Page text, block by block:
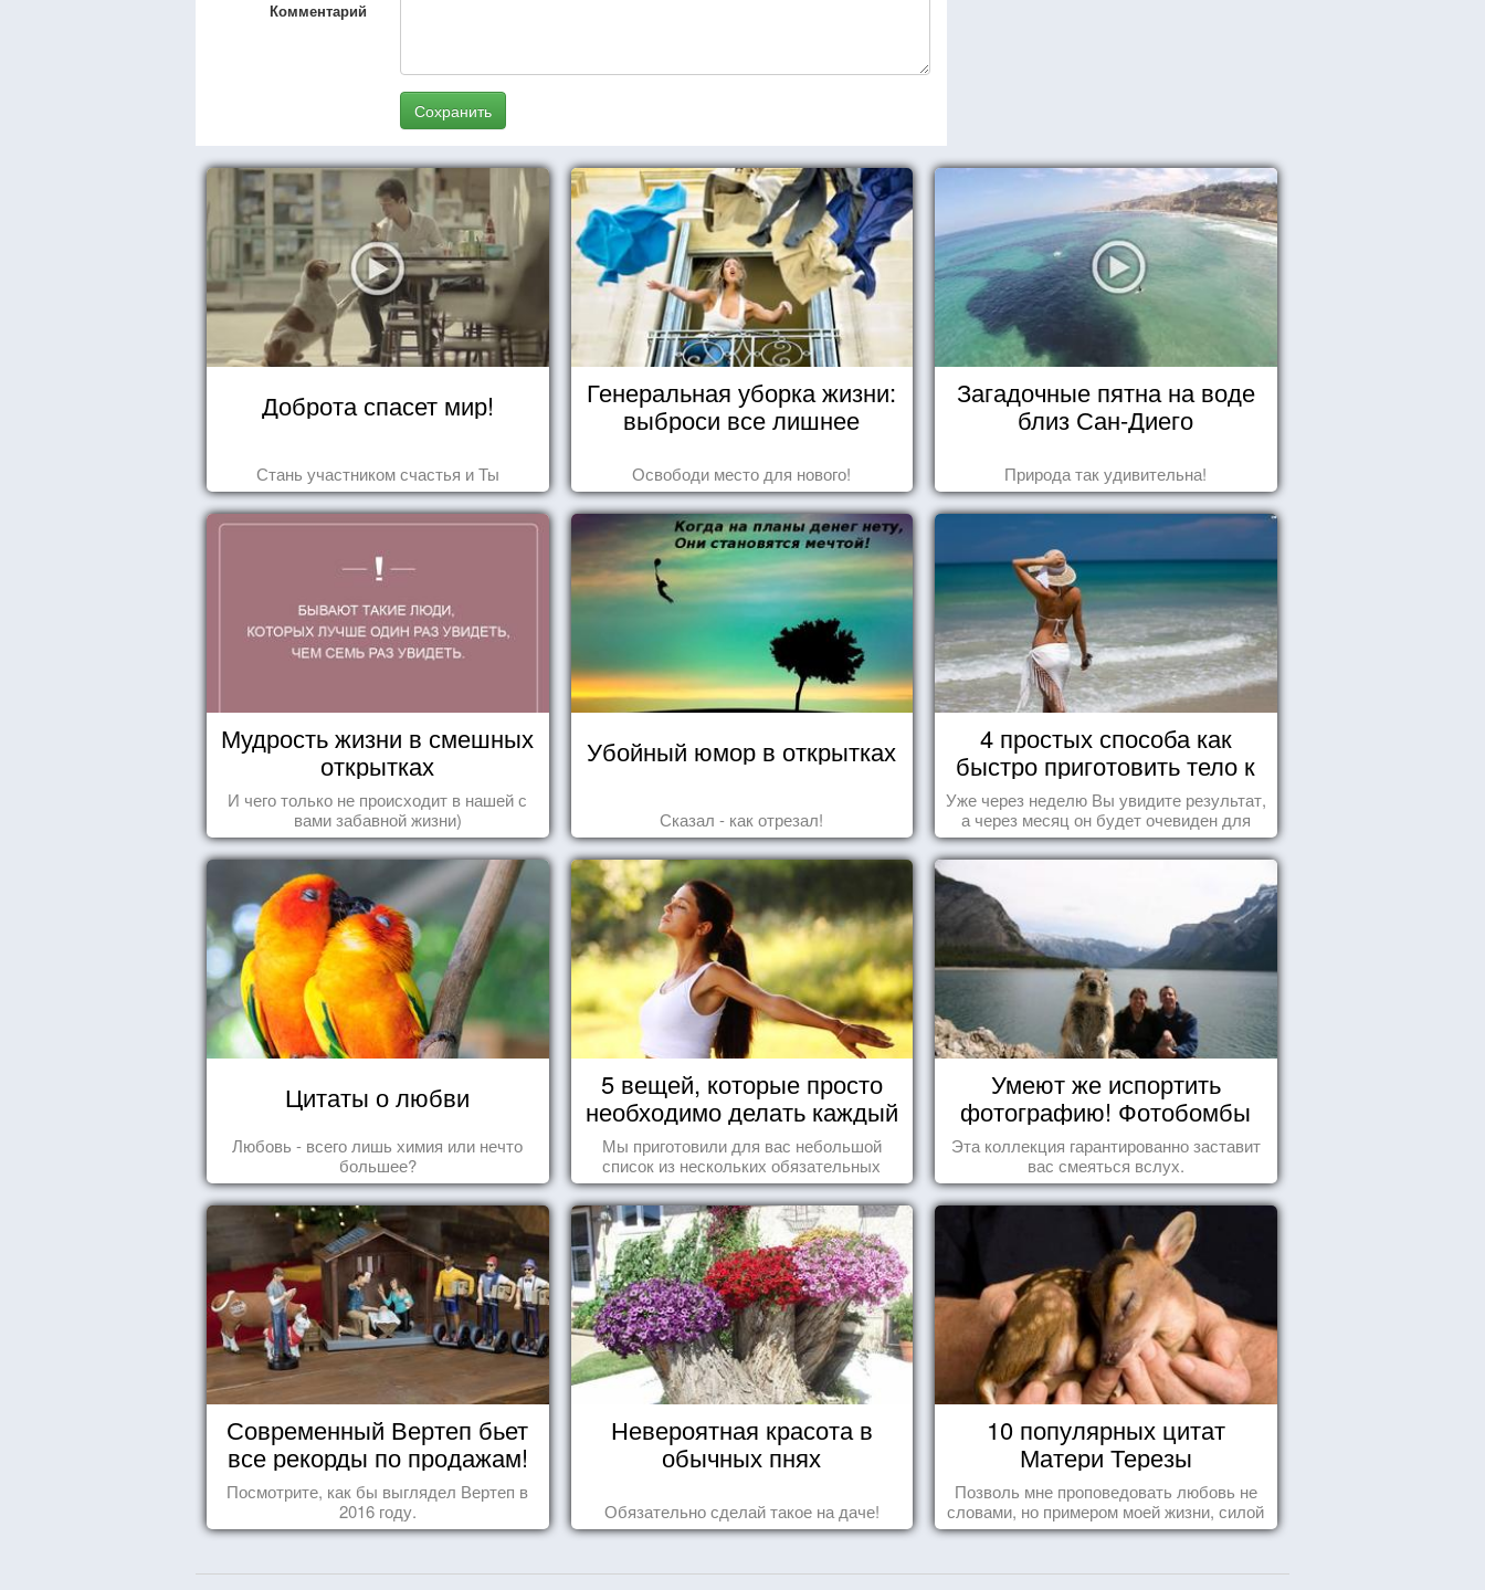
Комментарий
Сохранить
Доброта спасет мир!
Стань участником счастья и Ты
Генеральная уборка жизни:
выброси все лишнее
Освободи место для нового!
Загадочные пятна на воде
близ Сан-Диего
Природа так удивительна!
Мудрость жизни в смешных
открытках
И чего только не происходит в нашей с
вами забавной жизни)
Убойный юмор в открытках
Сказал - как отрезал!
4 простых способа как
быстро приготовить тело к
морю
Уже через неделю Вы увидите результат,
а через месяц он будет очевиден для
всех!
Цитаты о любви
Любовь - всего лишь химия или нечто
большее?
5 вещей, которые просто
необходимо делать каждый
день
Мы приготовили для вас небольшой
список из нескольких обязательных
вещей, которые должны стать частью
вашего дня.
Умеют же испортить
фотографию! Фотобомбы
животных
Эта коллекция гарантированно заставит
вас смеяться вслух.
Современный Вертеп бьет
все рекорды по продажам!
Посмотрите, как бы выглядел Вертеп в
2016 году.
Невероятная красота в
обычных пнях
Обязательно сделай такое на даче!
10 популярных цитат
Матери Терезы
Позволь мне проповедовать любовь не
словами, но примером моей жизни, силой
влечения, воодушевляющим влиянием ...